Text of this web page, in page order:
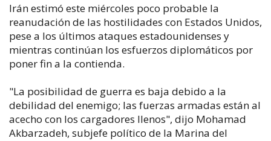
Irán estimó este miércoles poco probable la
reanudación de las hostilidades con Estados Unidos,
pese a los últimos ataques estadounidenses y
mientras continúan los esfuerzos diplomáticos por
poner fin a la contienda.
"La posibilidad de guerra es baja debido a la
debilidad del enemigo; las fuerzas armadas están al
acecho con los cargadores llenos", dijo Mohamad
Akbarzadeh, subjefe político de la Marina del